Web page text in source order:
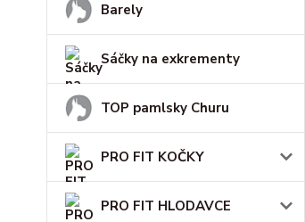
Barely
Sáčky na exkrementy
TOP pamlsky Churu
PRO FIT KOČKY
PRO FIT HLODAVCE